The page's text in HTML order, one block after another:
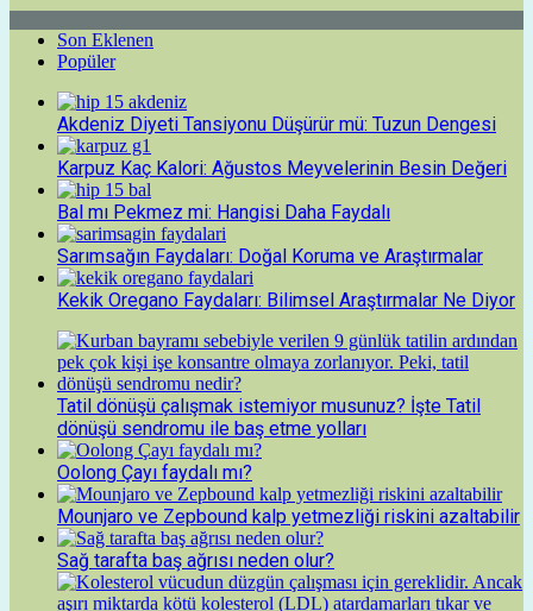
Son Eklenen
Popüler
Akdeniz Diyeti Tansiyonu Düşürür mü: Tuzun Dengesi
Karpuz Kaç Kalori: Ağustos Meyvelerinin Besin Değeri
Bal mı Pekmez mi: Hangisi Daha Faydalı
Sarımsağın Faydaları: Doğal Koruma ve Araştırmalar
Kekik Oregano Faydaları: Bilimsel Araştırmalar Ne Diyor
Tatil dönüşü çalışmak istemiyor musunuz? İşte Tatil
dönüşü sendromu ile baş etme yolları
Oolong Çayı faydalı mı?
Mounjaro ve Zepbound kalp yetmezliği riskini azaltabilir
Sağ tarafta baş ağrısı neden olur?